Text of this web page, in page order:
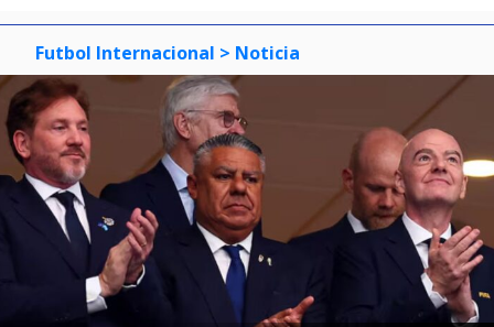
Futbol Internacional > Noticia